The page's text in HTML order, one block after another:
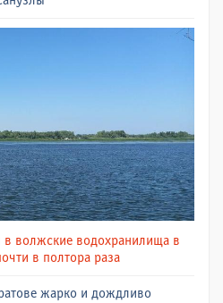
в волжские водохранилища в
в полтора раза
жарко и дождливо